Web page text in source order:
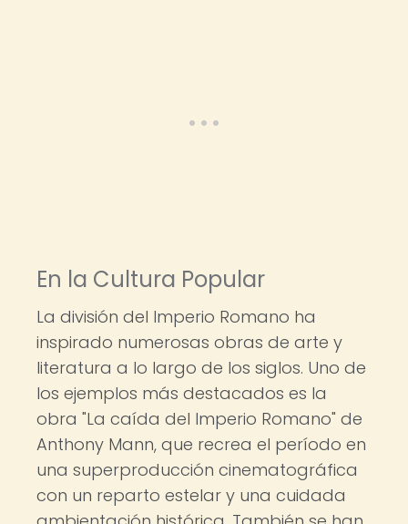
En la Cultura Popular
La división del Imperio Romano ha
inspirado numerosas obras de arte y
literatura a lo largo de los siglos. Uno de
los ejemplos más destacados es la
obra "La caída del Imperio Romano" de
Anthony Mann, que recrea el período en
una superproducción cinematográfica
con un reparto estelar y una cuidada